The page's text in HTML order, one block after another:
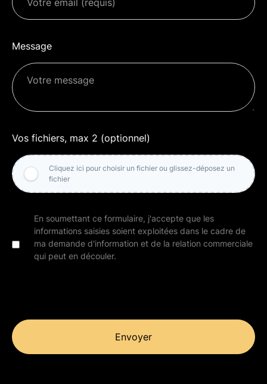
Message
Vos fichiers, max 2 (optionnel)
Cliquez ici pour choisir un fichier ou glissez-déposez un
fichier
En soumettant ce formulaire, j'accepte que les
informations saisies soient exploitées dans le cadre de
ma demande d'information et de la relation commerciale
qui peut en découler.
Envoyer